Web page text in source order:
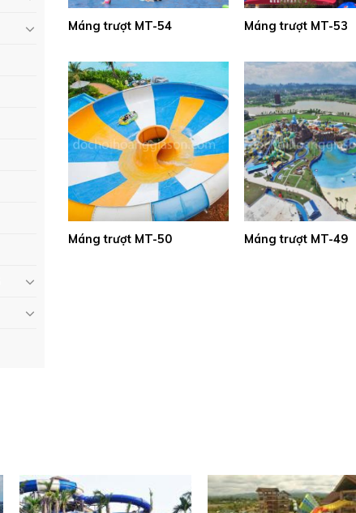
Máng trượt MT-54 Máng trượt MT-53
Máng trượt MT-50 Máng trượt MT-49